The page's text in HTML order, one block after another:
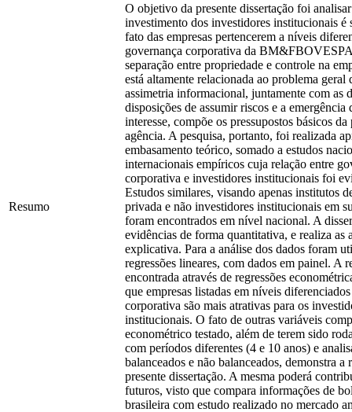
Resumo
O objetivo da presente dissertação foi
investimento dos investidores institucionais é
fato das empresas pertencerem a níveis
governança corporativa da
separação entre propriedade e controle na
está altamente relacionada ao problema geral
assimetria informacional, juntamente com as
disposições de assumir riscos e a emergência
interesse, compõe os pressupostos básicos
agência. A pesquisa, portanto, foi realizada
embasamento teórico, somado a estudos
internacionais empíricos cuja relação entre
corporativa e investidores institucionais foi
Estudos similares, visando apenas institutos
privada e não investidores institucionais em
foram encontrados em nível nacional. A
evidências de forma quantitativa, e realiza as
explicativa. Para a análise dos dados foram
regressões lineares, com dados em painel. A
encontrada através de regressões
que empresas listadas em níveis
corporativa são mais atrativas para os
institucionais. O fato de outras variáveis
econométrico testado, além de terem sido
com períodos diferentes (4 e 10 anos) e
balanceados e não balanceados, demonstra a
presente dissertação. A mesma poderá
futuros, visto que compara informações de
brasileira com estudo realizado no mercado